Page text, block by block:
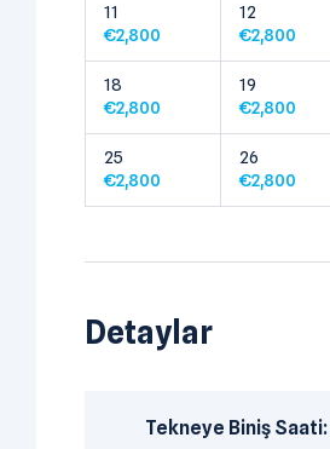
11
€2,800
12
€2,800
18
€2,800
19
€2,800
25
€2,800
26
€2,800
Detaylar
Tekneye Biniş Saati: